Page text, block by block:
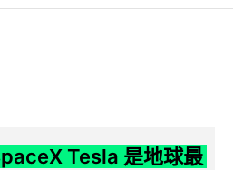
Tesla 是地球最